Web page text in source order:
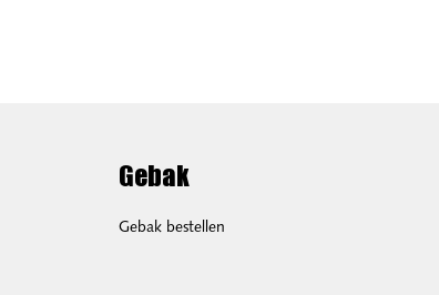
Gebak
Gebak bestellen